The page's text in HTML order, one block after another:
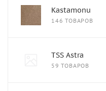
Kastamonu
146 ТОВАРОВ
TSS Astra
59 ТОВАРОВ